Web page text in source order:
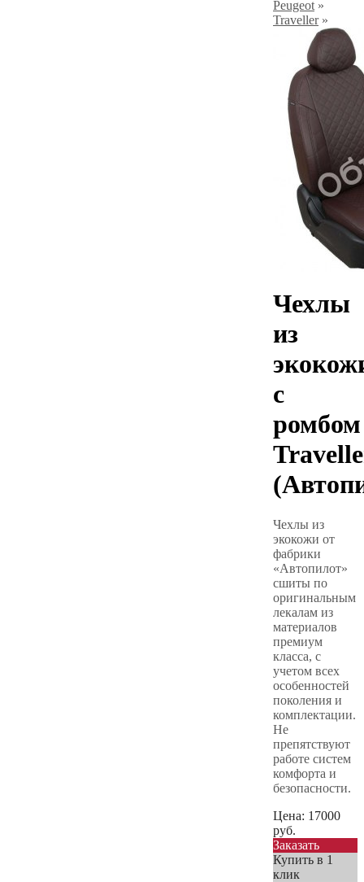
Peugeot »
Traveller»
Чехлы
из
с
ромбом
Чехлы из
экокожи от
фабрики
«Автопилот»
сшиты по
оригинальным
лекалам из
материалов
премиум
класса, с
учетом всех
особенностей
поколения и
комплектации.
Не
препятствуют
работе систем
комфорта и
безопасности.
Цена: 17000
руб.
Заказать
Купить в 1
клик